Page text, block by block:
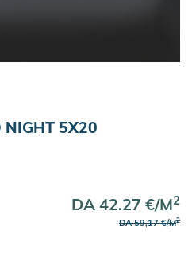
NIGHT 5X20
DA 42.27 €/M2
DA 59,17 €/M2